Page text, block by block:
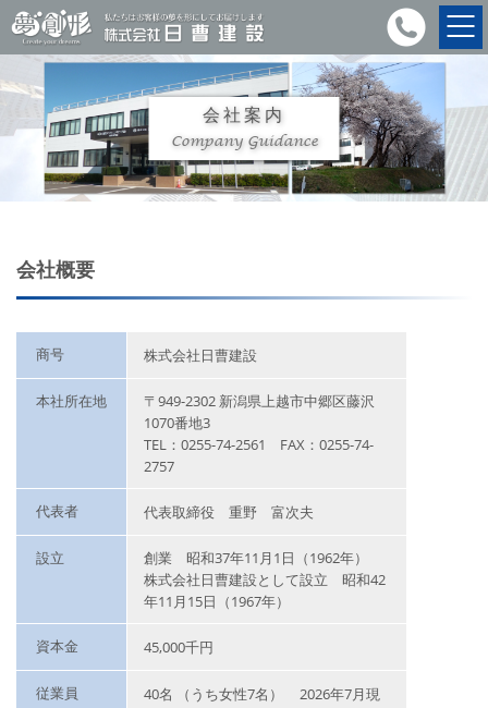
会社案内
Company Guidance
会社概要
商号 株式会社日曹建設
本社所在地
〒949-2302 新潟県上越市中郷区藤沢
1070番地3
TEL：0255-74-2561 FAX：0255-74-
2757
代表者 代表取締役 重野 富次夫
設立
創業 昭和37年11月1日（1962年）
株式会社日曹建設として設立 昭和42
年11月15日（1967年）
資本金 45,000千円
従業員
40名 （うち女性7名） 2026年7月現